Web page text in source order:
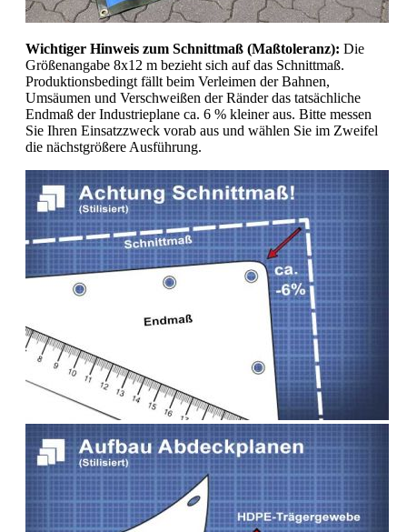
Wichtiger Hinweis zum Schnittmaß (Maßtoleranz): Die
Größenangabe 8x12 m bezieht sich auf das Schnittmaß.
Produktionsbedingt fällt beim Verleimen der Bahnen,
Umsäumen und Verschweißen der Ränder das tatsächliche
Endmaß der Industrieplane ca. 6 % kleiner aus. Bitte messen
Sie Ihren Einsatzzweck vorab aus und wählen Sie im Zweifel
die nächstgrößere Ausführung.